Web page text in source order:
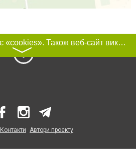
Цей сайт використовує «cookies». Також веб-сайт використовує інтернет-сервіс для збору технічних даних стосовно відвідувачів з метою отримання маркетингової та статистичної інформації. Умови обробки даних відвідувачів сайту див.
〉
Контакти Автори проєкту